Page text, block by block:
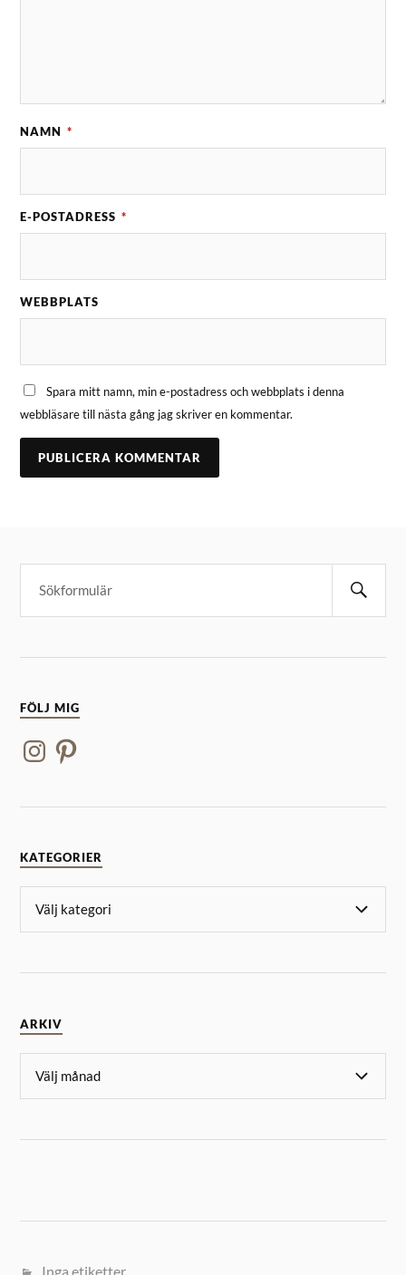
NAMN *
E-POSTADRESS *
WEBBPLATS
Spara mitt namn, min e-postadress och webbplats i denna
webbläsare till nästa gång jag skriver en kommentar.
FÖLJ MIG
KATEGORIER
ARKIV
Inga etiketter